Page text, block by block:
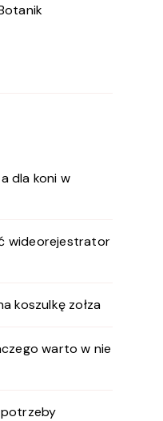
dla koni w
wideorejestrator
koszulkę zołza
warto w nie